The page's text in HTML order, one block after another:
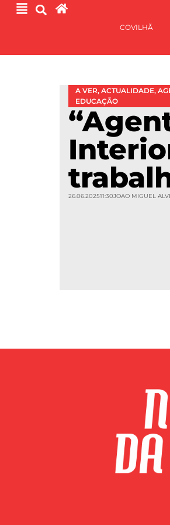
COVILHÃ
A VER, ACTUALIDADE,
EDUCAÇÃO
26.06.202511:30JOAO MIGUEL